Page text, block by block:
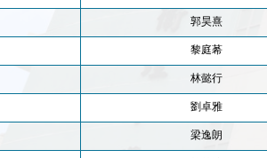
郭昊熹
黎庭莃
林懿行
劉卓雅
梁逸朗